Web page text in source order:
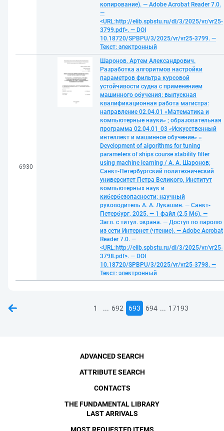
копирование). — Adobe Acrobat Reader 7.0.
—
<URL:http://elib.spbstu.ru/dl/3/2025/vr/vr25-
3799.pdf>. — DOI
10.18720/SPBPU/3/2025/vr/vr25-3799. —
Текст: электронный
6930
Шаронов, Артем Александрович.
Разработка алгоритмов настройки
параметров фильтра курсовой
устойчивости судна с применением
машинного обучения: выпускная
квалификационная работа магистра:
направление 02.04.01 «Математика и
компьютерные науки» ; образовательная
программа 02.04.01_03 «Искусственный
интеллект и машинное обучение» =
Development of algorithms for tuning
parameters of ships course stability filter
using machine learning / А. А. Шаронов;
Санкт-Петербургский политехнический
университет Петра Великого, Институт
компьютерных наук и
кибербезопасности; научный
руководитель А. А. Лукашин. — Санкт-
Петербург, 2025. — 1 файл (2,5 Мб). —
Загл. с титул. экрана. — Доступ по паролю
из сети Интернет (чтение). — Adobe Acrobat
Reader 7.0. —
<URL:http://elib.spbstu.ru/dl/3/2025/vr/vr25-
3798.pdf>. — DOI
10.18720/SPBPU/3/2025/vr/vr25-3798. —
Текст: электронный
1 ... 692 693 694 ... 17193
ADVANCED SEARCH
ATTRIBUTE SEARCH
CONTACTS
THE FUNDAMENTAL LIBRARY
LAST ARRIVALS